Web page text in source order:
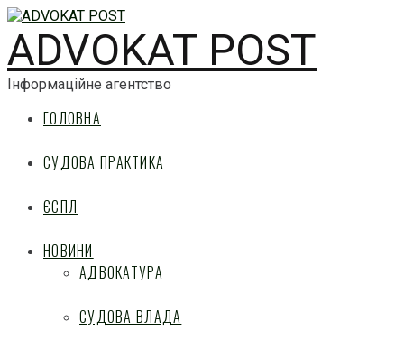
ADVOKAT POST
Інформаційне агентство
ГОЛОВНА
СУДОВА ПРАКТИКА
ЄСПЛ
НОВИНИ
АДВОКАТУРА
СУДОВА ВЛАДА